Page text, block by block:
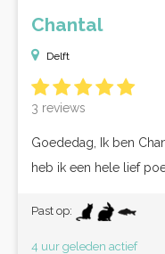
Chantal
Delft
3 reviews
Goededag, Ik ben
heb ik een hele lief
Past op:
4 uur geleden actief